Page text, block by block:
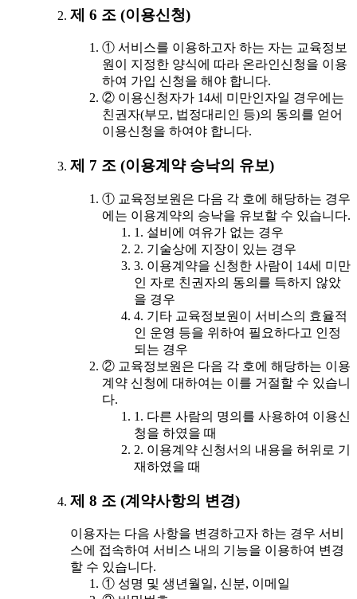
제 6 조 (이용신청)
① 서비스를 이용하고자 하는 자는 교육정보
원이 지정한 양식에 따라 온라인신청을 이용
하여 가입 신청을 해야 합니다.
② 이용신청자가 14세 미만인자일 경우에는
친권자(부모, 법정대리인 등)의 동의를 얻어
이용신청을 하여야 합니다.
제 7 조 (이용계약 승낙의 유보)
① 교육정보원은 다음 각 호에 해당하는 경우
에는 이용계약의 승낙을 유보할 수 있습니다.
1. 설비에 여유가 없는 경우
2. 기술상에 지장이 있는 경우
3. 이용계약을 신청한 사람이 14세 미만
인 자로 친권자의 동의를 득하지 않았
을 경우
4. 기타 교육정보원이 서비스의 효율적
인 운영 등을 위하여 필요하다고 인정
되는 경우
② 교육정보원은 다음 각 호에 해당하는 이용
계약 신청에 대하여는 이를 거절할 수 있습니
다.
1. 다른 사람의 명의를 사용하여 이용신
청을 하였을 때
2. 이용계약 신청서의 내용을 허위로 기
재하였을 때
제 8 조 (계약사항의 변경)
이용자는 다음 사항을 변경하고자 하는 경우 서비
스에 접속하여 서비스 내의 기능을 이용하여 변경
할 수 있습니다.
① 성명 및 생년월일, 신분, 이메일